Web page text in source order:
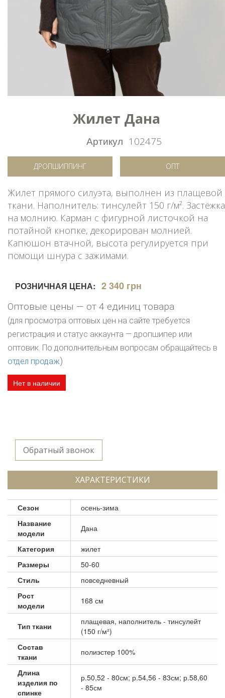
Жилет Дана
Артикул 102475
ДРОПШИППИНГ ОПТ
Жилет прямого силуэта, выполнен из плащевой
ткани. Наполнитель: тинсулейт 150 г/м². Застёжка
на молнию. Карман с фигурной листочкой на
потайной кнопке, декорирован молнией.
Капюшон втачной, высота регулируется при
помощи шнура с зажимами.
РОЗНИЧНАЯ ЦЕНА: 2 340 грн
Оптовые цены — от 4 единиц товара
(для просмотра оптовых цен на сайте требуется
регистрация и статус аккаунта — дропшипер или
оптовик. По дополнительным вопросам обращайтесь в
отдел продаж)
Нет в наличии
Обратный звонок
ХАРАКТЕРИСТИКИ
Сезон
осень-зима
Название
модели
Дана
Категория
жилет
Размеры
50-60
Стиль
повседневный
Рост
модели
168 см
Тип ткани
плащевая, наполнитель - тинсулейт
(150 г/м²)
Состав
ткани
полиэстер 100%
Длина
изделия по
спинке
р.50,52 - 80см; р.54,56 - 83см; р.58,60
- 85см